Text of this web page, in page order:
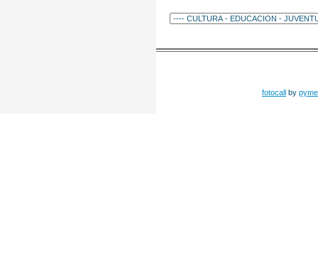
fotocall by